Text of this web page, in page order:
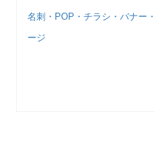
名刺・POP・チラシ・バナー
ージ